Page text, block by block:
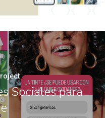
Sociales para